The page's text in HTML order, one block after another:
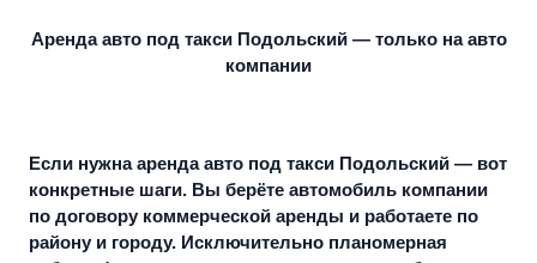
Аренда авто под такси Подольский — только на авто
компании
Если нужнааренда авто под такси Подольский — вот
конкретные шаги. Вы берёте автомобиль компании
по договору коммерческой аренды и работаете по
району и городу. Исключительно планомерная